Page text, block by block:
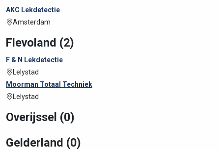
AKC Lekdetectie
Amsterdam
Flevoland (2)
F & N Lekdetectie
Lelystad
Moorman Totaal Techniek
Lelystad
Overijssel (0)
Gelderland (0)